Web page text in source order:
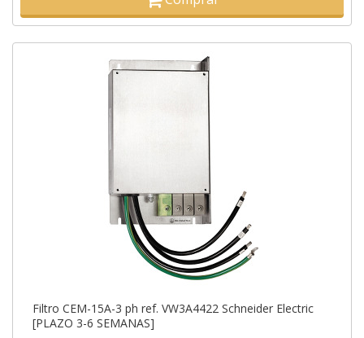
Filtro CEM-15A-3 ph ref. VW3A4422 Schneider Electric
[PLAZO 3-6 SEMANAS]